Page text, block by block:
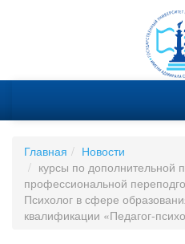
Главная
Новости
курсы по дополнительной
профессиональной
Психолог в сфере
квалификации «Педагог-